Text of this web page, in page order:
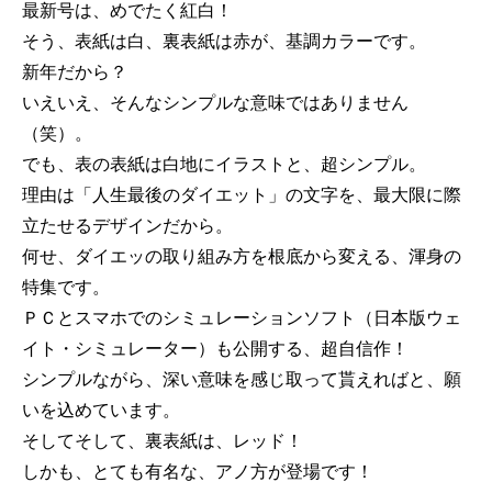
最新号は、めでたく紅白！
そう、表紙は白、裏表紙は赤が、基調カラーです。
新年だから？
いえいえ、そんなシンプルな意味ではありません
（笑）。
でも、表の表紙は白地にイラストと、超シンプル。
理由は「人生最後のダイエット」の文字を、最大限に際
立たせるデザインだから。
何せ、ダイエッの取り組み方を根底から変える、渾身の
特集です。
ＰＣとスマホでのシミュレーションソフト（日本版ウェ
イト・シミュレーター）も公開する、超自信作！
シンプルながら、深い意味を感じ取って貰えればと、願
いを込めています。
そしてそして、裏表紙は、レッド！
しかも、とても有名な、アノ方が登場です！